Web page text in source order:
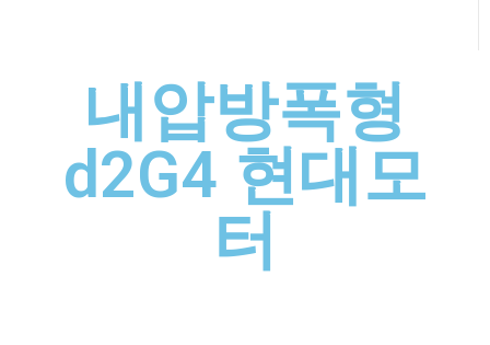
내압방폭형
d2G4 현대모
터